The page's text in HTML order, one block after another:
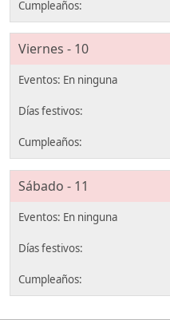
Viernes - 10
Sábado - 11